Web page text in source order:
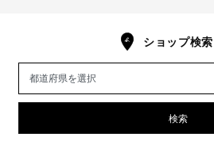
ショップ検索
検索